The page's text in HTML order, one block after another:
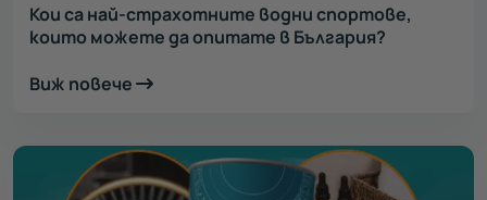
Кои са най-страхотните водни спортове,
които можете да опитате в България?
Виж повече